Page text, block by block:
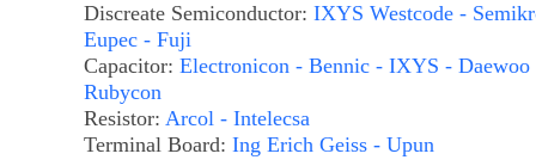
Discreate Semiconductor: IXYS Westcode -
Eupec - Fuji
Capacitor: Electronicon - Bennic - IXYS - Daewoo
Rubycon
Resistor: Arcol - Intelecsa
Terminal Board: Ing Erich Geiss - Upun